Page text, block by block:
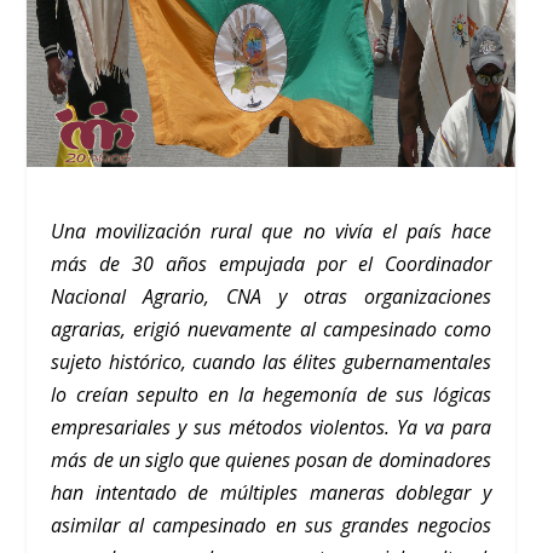
Una movilización rural que no vivía el país hace
más de 30 años empujada por el Coordinador
Nacional Agrario, CNA y otras organizaciones
agrarias, erigió nuevamente al campesinado como
sujeto histórico, cuando las élites gubernamentales
lo creían sepulto en la hegemonía de sus lógicas
empresariales y sus métodos violentos. Ya va para
más de un siglo que quienes posan de dominadores
han intentado de múltiples maneras doblegar y
asimilar al campesinado en sus grandes negocios